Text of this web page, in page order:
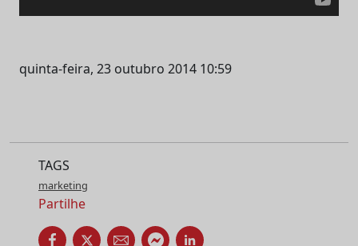
quinta-feira, 23 outubro 2014 10:59
TAGS
marketing
Partilhe